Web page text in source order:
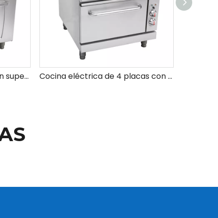
Cocina de gas premium con superficie antiadherente para una fácil limpieza Cocina eléctrica de 4 placas con precio de horno